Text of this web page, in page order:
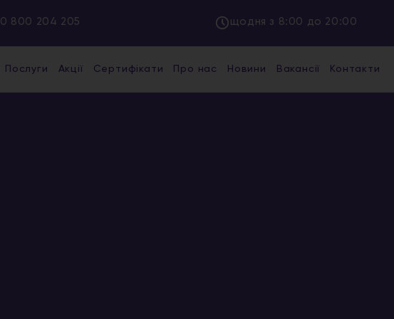
0 800 204 205 щодня з 8:00 до 20:00
Послуги Акції Сертифікати Про нас Новини Вакансії Контакти